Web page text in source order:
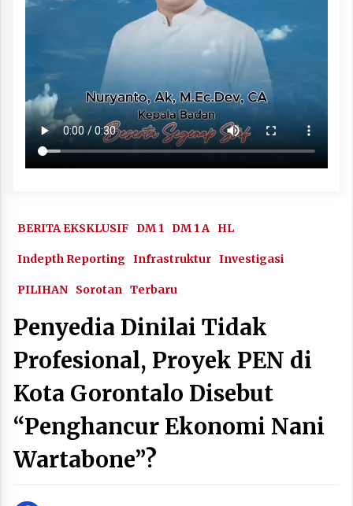
BERITA EKSKLUSIF DM 1 DM 1 A HL
Indepth Reporting Infrastruktur Investigasi
PILIHAN Sorotan Terbaru
Penyedia Dinilai Tidak
Profesional, Proyek PEN di
Kota Gorontalo Disebut
“Penghancur Ekonomi Nani
Wartabone”?